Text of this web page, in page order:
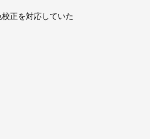
正を対応していた